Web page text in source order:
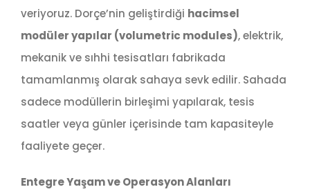
veriyoruz. Dorçe’nin geliştirdiği hacimsel
modüler yapılar (volumetric modules), elektrik,
mekanik ve sıhhi tesisatları fabrikada
tamamlanmış olarak sahaya sevk edilir. Sahada
sadece modüllerin birleşimi yapılarak, tesis
saatler veya günler içerisinde tam kapasiteyle
faaliyete geçer.
Entegre Yaşam ve Operasyon Alanları